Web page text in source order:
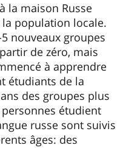
la maison Russe
population locale.
nouveaux groupes
de zéro, mais
à apprendre
étudiants de la
des groupes plus
personnes étudient
russe sont suivis
âges: des